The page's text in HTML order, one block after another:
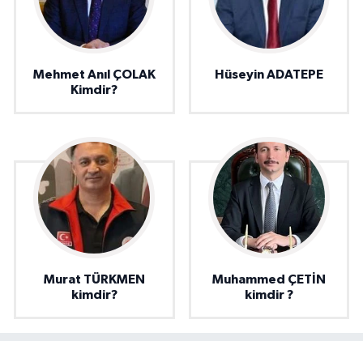
Mehmet Anıl ÇOLAK
Kimdir?
Hüseyin ADATEPE
Murat TÜRKMEN
kimdir?
Muhammed ÇETİN
kimdir ?